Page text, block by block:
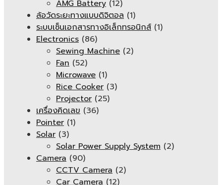
AMG Battery (12)
ล้อวัดระยะทางแบบดิจิตอล (1)
ระบบเซ็นเอกสารทางอิเล็กทรอนิกส์ (1)
Electronics (86)
Sewing Machine (2)
Fan (52)
Microwave (1)
Rice Cooker (3)
Projector (25)
เครื่องคิดเลข (36)
Pointer (1)
Solar (3)
Solar Power Supply System (2)
Camera (90)
CCTV Camera (2)
Car Camera (12)